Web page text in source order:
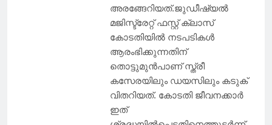
അരങ്ങേറിയത്.ജുഡീഷ്യൽ
മജിസ്ട്രേറ്റ് ഫസ്റ്റ് ക്ലാസ്
കോടതിയിൽ നടപടികൾ
ആരംഭിക്കുന്നതിന്
തൊട്ടുമുൻപാണ് സ്ത്രീ
കസേരയിലും ഡയസിലും കടുക്
വിതറിയത്. കോടതി ജീവനക്കാർ
ഇത്